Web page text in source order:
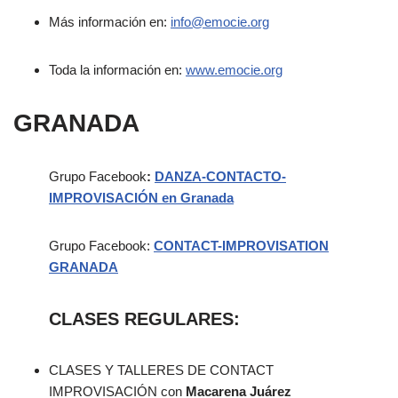
Más información en: info@emocie.org
Toda la información en: www.emocie.org
GRANADA
Grupo Facebook: DANZA-CONTACTO-
IMPROVISACIÓN en Granada
Grupo Facebook: CONTACT-IMPROVISATION
GRANADA
CLASES REGULARES:
CLASES Y TALLERES DE CONTACT
IMPROVISACIÓN con Macarena Juárez